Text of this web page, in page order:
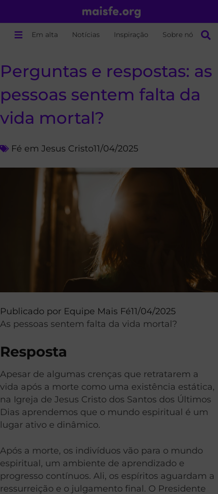
Em alta Notícias Inspiração Sobre nós
Perguntas e respostas: as
pessoas sentem falta da
vida mortal?
Fé em Jesus Cristo11/04/2025
Publicado por Equipe Mais Fé11/04/2025
As pessoas sentem falta da vida mortal?
Resposta
Apesar de algumas crenças que retratarem a
vida após a morte como uma existência estática,
na Igreja de Jesus Cristo dos Santos dos Últimos
Dias aprendemos que o mundo espiritual é um
lugar ativo e dinâmico.
Após a morte, os indivíduos vão para o mundo
espiritual, um ambiente de aprendizado e
progresso contínuos. Ali, os espíritos aguardam a
ressurreição e o julgamento final. O Presidente